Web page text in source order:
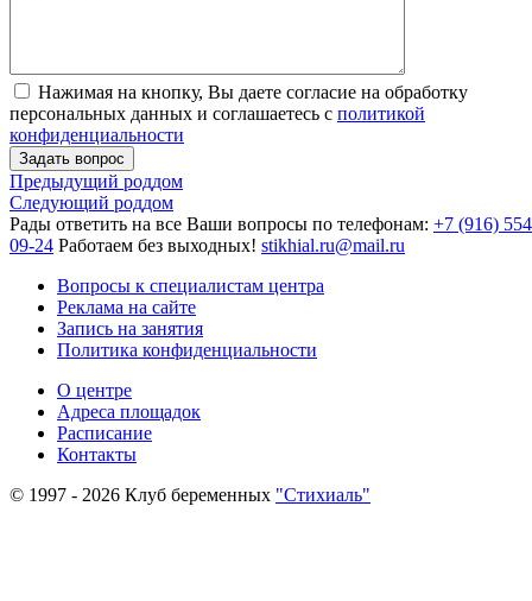
Нажимая на кнопку, Вы даете согласие на обработку
персональных данных и соглашаетесь c политикой
конфиденциальности
Предыдущий роддом
Следующий роддом
Рады ответить на все Ваши вопросы по телефонам: +7 (916)
09-24 Работаем без выходных! stikhial.ru@mail.ru
Вопросы к специалистам центра
Реклама на сайте
Запись на занятия
Политика конфиденциальности
О центре
Адреса площадок
Расписание
Контакты
© 1997 - 2026 Клуб беременных "Стихиаль"